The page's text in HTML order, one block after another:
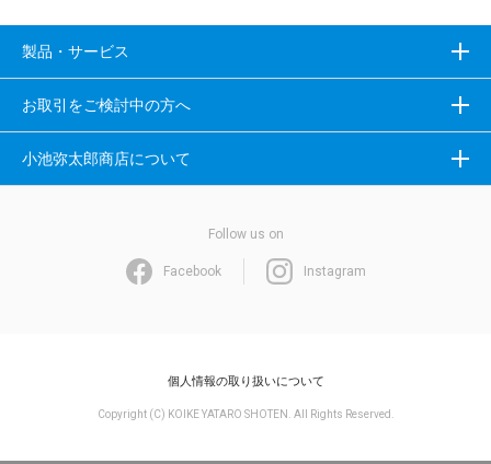
製品・サービス
お取引をご検討中の方へ
小池弥太郎商店について
Follow us on
Facebook Instagram
個人情報の取り扱いについて
Copyright (C) KOIKE YATARO SHOTEN. All Rights Reserved.